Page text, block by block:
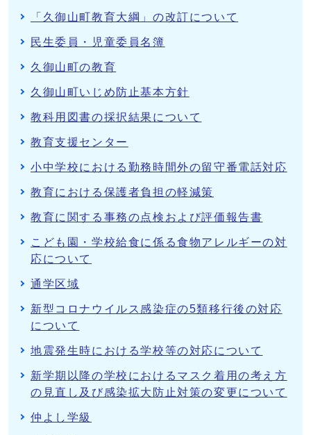
「久御山町教育大綱」の改訂について
民生委員・児童委員名簿
久御山町の教育
久御山町いじめ防止基本方針
教科用図書の採択結果について
教育支援センター
小中学校における勤務時間外の留守番電話対応
教育における保護者負担の軽減策
教育に関する事務の点検および評価報告書
こども園・学校給食に係る食物アレルギーの対
応について
通学区域
新型コロナウイルス感染症の5類移行後の対応
について
地震発生時における学校等の対応について
新学期以降の学校におけるマスク着用の考え方
の見直し及び感染拡大防止対策の変更について
仲よし学級